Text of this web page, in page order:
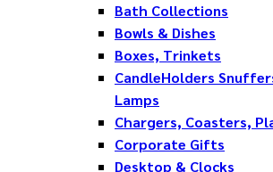
Bath Collections
Bowls & Dishes
Boxes, Trinkets
CandleHolders
Lamps
Chargers, Coasters,
Corporate Gifts
Desktop & Clocks